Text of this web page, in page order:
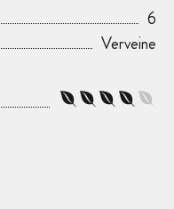
6
Verveine